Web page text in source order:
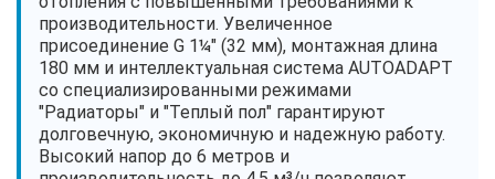
производительности. Увеличенное
присоединение G 1¼" (32 мм), монтажная длина
180 мм и интеллектуальная система AUTOADAPT
со специализированными режимами
"Радиаторы" и "Теплый пол" гарантируют
долговечную, экономичную и надежную работу.
Высокий напор до 6 метров и